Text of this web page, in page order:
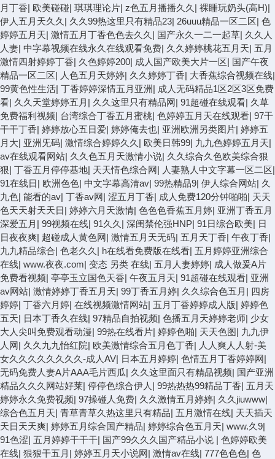
月丁香| 欧美碰碰| 琪琪理论片| z色五月播播久久 | 裸睡玩奶头(高H)|
伊人五月天久久 | 久久99热这里只有精品23| 26uuu精品一区二区| 色
婷婷五月天| 激情五月丁香色色去久久 | 国产永久一二一起草| 久久人
人妻| 中字幕视频在线永久在线观看免费| 久久婷婷桃花五月天| 五月
激情四射婷婷丁香| 久色婷婷200| 成人国产欧美大片一区| 国产午夜
精品一区二区| 人色五月天婷婷| 久久婷婷丁香| 大香蕉综合视频在线|
99黄色性生活| 丁香婷婷深情五月亚洲 | 成人无码精品1区2区3区免费
看| 久久天堂婷婷五月 | 久久这里只有精品网| 91超碰在线观看| 久草
免费福利视频| 台湾综合丁香五月蜜桃| 色婷婷五月天在线观看| 97干
干干丁香| 婷婷放心五日爱| 婷婷俺去也| 亚洲欧洲另类图片| 婷婷五
月大| 亚洲旡码| 激情综合婷婷久久 | 欧美日韩99| 九九色婷婷五月天|
av在线观看网站| 久久色五月天激情小说| 久久综合久色欧美综合狠
狠| 丁香五月停停基地| 天天情色综合网| 人妻熟人中文字幕一区二区|
91在线日| 欧洲色色| 中文字幕高清av| 99热精品9| 伊人综合网站| 久
九色| 能看的av| 丁香av网| 涩五月丁香| 成人免费120分钟啪啪| 天天
色天天射天天日| 婷婷六月天激情| 色色色香蕉五月婷| 亚洲丁香五月
深爱五月 | 99视频在线| 91久久 | 深闺禁伦强HNP| 91日综合欧美| 日
日夜夜爽| 超碰成人黄色网| 激情五月天无码| 五月天丁香| 午夜丁香|
九九精品综合| 色老久久 | h在线看免费版在线看| 五月婷婷亚洲综合
在线| www.夜夜.com| 变态 另类 在线| 五月人妻婷婷| 成人做爰A片
免费看视频| 亭亭玉立国色天香| 午夜五月天| 91超碰在线观看| 亚洲
av网站| 激情婷婷丁香五月天| 99丁香五月婷| 久久综合色五月 | 四房
婷婷| 丁香六月婷| 在线视频激情网站| 五月丁香婷婷成人版| 婷婷色
五天| 日本丁香久在线| 97精品自拍视频| 色播五月天婷婷老师| 少女
大人尖叫免费观看动漫| 99热在线看片| 婷婷色啪| 天天色图| 九九伊
人网| 久久九九怡红院| 欧美激情综合五月色丁香| 人人爽人人射-美
女久久久久久久久久-成人AV| 日本五月婷婷| 色情五月丁香婷婷网|
无码免费人妻A片AAA毛片西瓜| 久久这里面只有精品视频| 国产亚洲
精品久久久网站好莱| 停停色综合伊人 | 99热热热99精品丁香| 五月天
婷婷永久免费视频| 97操碰人免费| 久久激情五月婷婷| 久久jiuwww|
综合色五月天| 青草青草久热这里只有精品| 五月激情在线| 天天插天
天日天天爽| 婷婷五月综合国产精品| 婷婷综合色五月天| www.久9|
91色涩| 五月婷婷干干干| 国产99久久久国产精品小说 | 色婷婷欧美
在线| 狠狠干五月 | 婷婷五月天小说网| 激情av在线| 777色色色| 色